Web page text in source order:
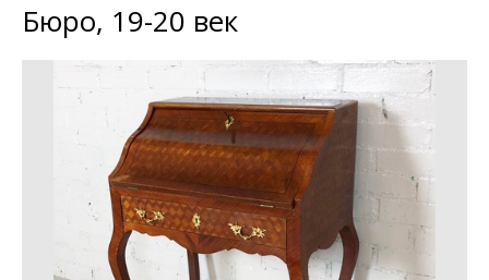
Бюро, 19-20 век